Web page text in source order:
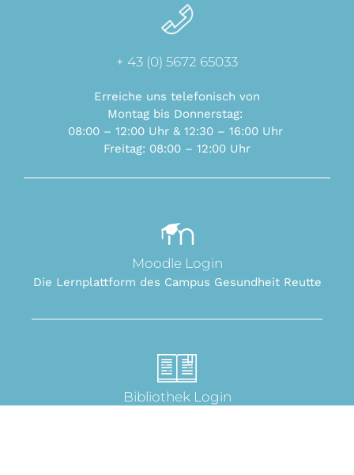
+ 43 (0) 5672 65033
Erreiche uns telefonisch von
Montag bis Donnerstag:
08:00 – 12:00 Uhr & 12:30 – 16:00 Uhr
Freitag: 08:00 – 12:00 Uhr
Moodle Login
Die Lernplattform des Campus Gesundheit Reutte
Bibliothek Login